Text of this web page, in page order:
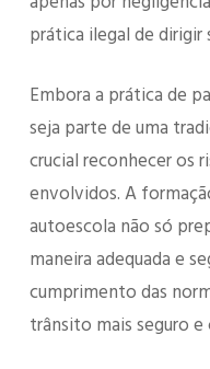
prática ilegal de
Embora a prática de
seja parte de uma
crucial reconhecer os
envolvidos. A
autoescola não só
maneira adequada e
cumprimento das
trânsito mais seguro